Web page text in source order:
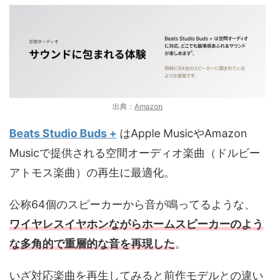
出典： Amazon
Beats Studio Buds + はApple MusicやAmazon
Musicで提供される空間オーディオ楽曲（ドルビー
アトモス楽曲）の再生に最適化。
公称64個のスピーカーから音が鳴ってるような、
ワイヤレスイヤホンながらホームスピーカーのよう
な多角的で重層的な音を再現した。
いざ対応楽曲を再生してみると前作モデルとの違い